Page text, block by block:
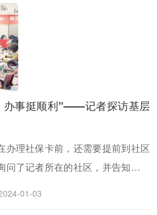
中心医院肿瘤科创建国家临床重
大学华西医院和黔江区委区政府
的战略协议，汇报两院前期合作
办事挺顺利”——记者探访基层
办理社保卡前，还需要提前到社区
了记者所在的社区，并告知了社
01-03